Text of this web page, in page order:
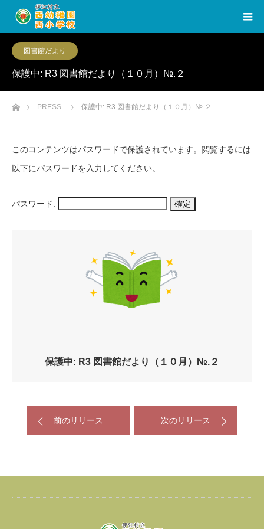
図書館だより
保護中: R3 図書館だより（１０月）№.２
ホームPRESS 保護中: R3 図書館だより（１０月）№.２
このコンテンツはパスワードで保護されています。閲覧するには
以下にパスワードを入力してください。
パスワード:
保護中: R3 図書館だより（１０月）№.２
前のリリース 次のリリース